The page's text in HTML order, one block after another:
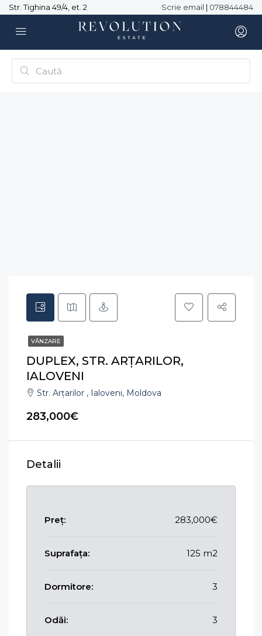
Str. Tighina 49/4, et. 2 Scrie email | 078844484
VÂNZARE
DUPLEX, STR. ARȚARILOR,
IALOVENI
Str. Arțarilor , Ialoveni, Moldova
283,000€
Detalii
Preț: 283,000€
Suprafața: 125 m2
Dormitore: 3
Odăi: 3